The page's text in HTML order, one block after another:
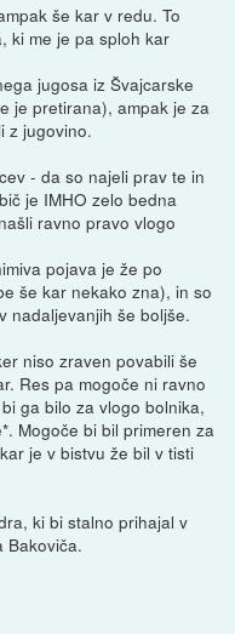
še kar v redu. To
ki me je pa sploh kar
jugosa iz Švajcarske
je pretirana), ampak je za
z jugovino.
- da so najeli prav te in
je IMHO zelo bedna
ravno pravo vlogo
pojava je že po
še kar nekako zna), in so
nadaljevanjih še boljše.
niso zraven povabili še
Res pa mogoče ni ravno
ga bilo za vlogo bolnika,
Mogoče bi bil primeren za
je v bistvu že bil v tisti
ki bi stalno prihajal v
Bakoviča.